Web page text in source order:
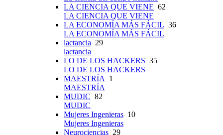
LA CIENCIA QUE VIENE 62
LA CIENCIA QUE VIENE
LA ECONOMÍA MÁS FÁCIL 36
LA ECONOMÍA MÁS FÁCIL
lactancia 29
lactancia
LO DE LOS HACKERS 35
LO DE LOS HACKERS
MAESTRÍA
1
MAESTRÍA
MUDIC 82
MUDIC
Mujeres Ingenieras 10
Mujeres Ingenieras
Neurociencias 29